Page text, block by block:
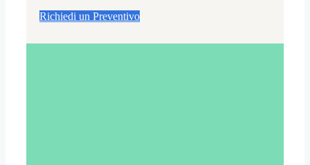
Richiedi un Preventivo